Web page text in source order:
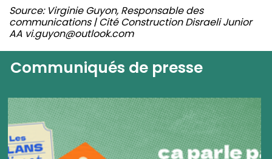
Source: Virginie Guyon, Responsable des
communications | Cité Construction Disraeli Junior
AA vi.guyon@outlook.com
Communiqués de presse